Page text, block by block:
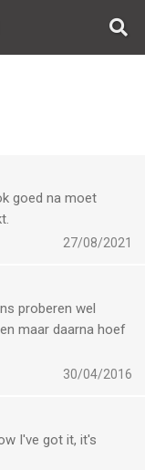
AppWereld
goed na moet
27/08/2021
proberen wel
maar daarna hoef
wachten op levens
en makkelijke en
30/04/2016
I've got it, it's